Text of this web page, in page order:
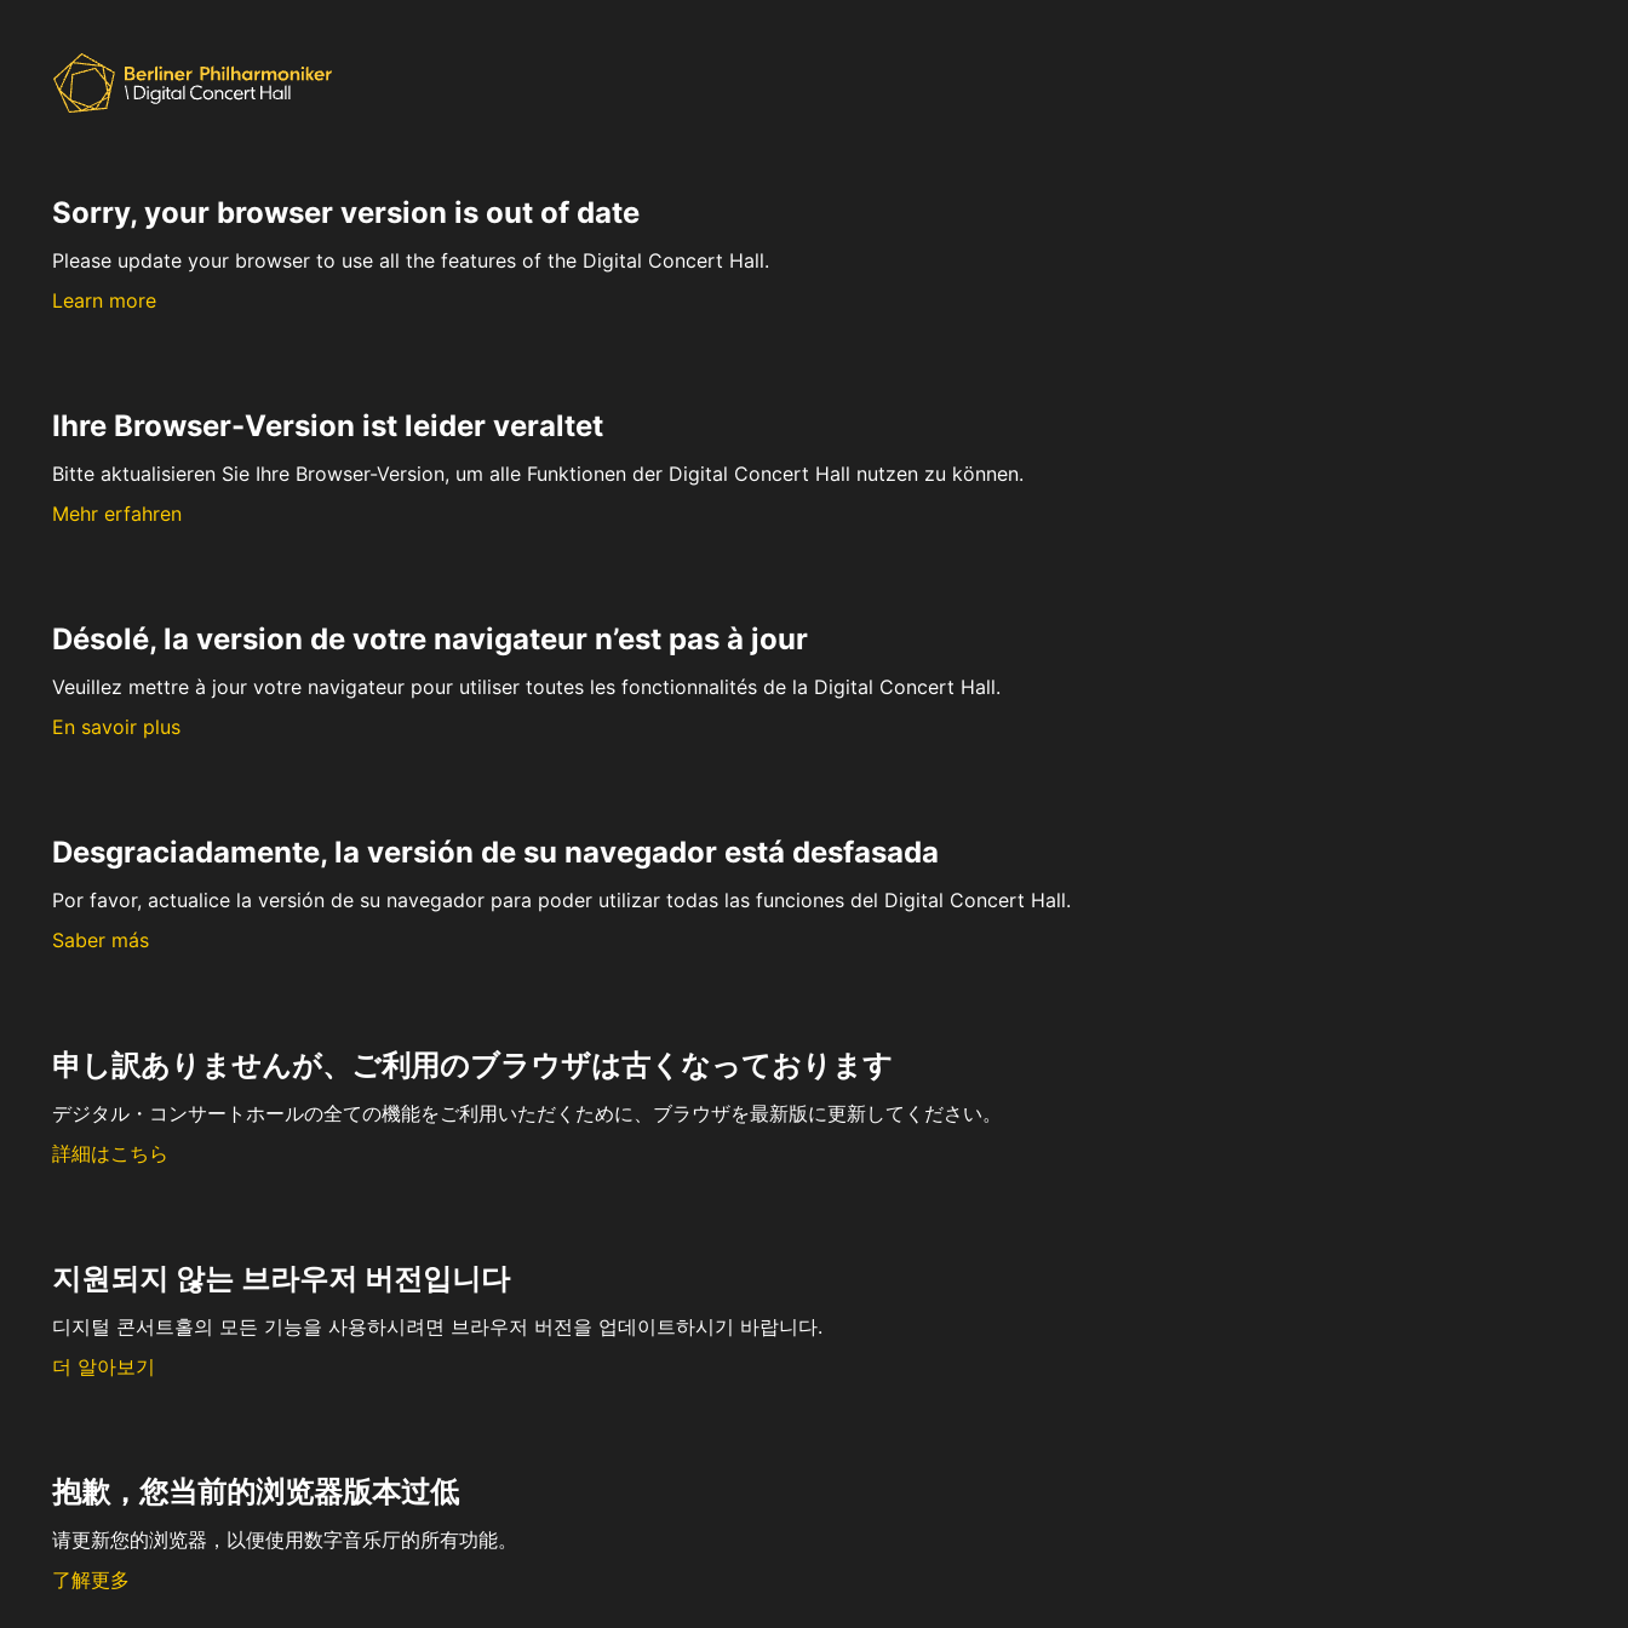
Sorry, your browser version is out of date
Please update your browser to use all the features of the Digital Concert Hall.
Learn more
Ihre Browser-Version ist leider veraltet
Bitte aktualisieren Sie Ihre Browser-Version, um alle Funktionen der Digital Concert Hall nutzen zu können.
Mehr erfahren
Désolé, la version de votre navigateur n’est pas à jour
Veuillez mettre à jour votre navigateur pour utiliser toutes les fonctionnalités de la Digital Concert Hall.
En savoir plus
Desgraciadamente, la versión de su navegador está desfasada
Por favor, actualice la versión de su navegador para poder utilizar todas las funciones del Digital Concert Hall.
Saber más
申し訳ありませんが、ご利用のブラウザは古くなっております
デジタル・コンサートホールの全ての機能をご利用いただくために、ブラウザを最新版に更新してください。
詳細はこちら
지원되지 않는 브라우저 버전입니다
디지털 콘서트홀의 모든 기능을 사용하시려면 브라우저 버전을 업데이트하시기 바랍니다.
더 알아보기
抱歉，您当前的浏览器版本过低
请更新您的浏览器，以便使用数字音乐厅的所有功能。
了解更多